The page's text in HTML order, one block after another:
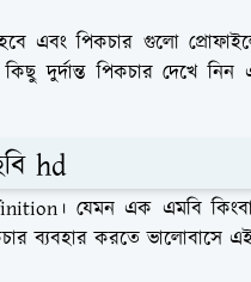
এবং পিকচার গুলো
কিছু দুর্দান্ত পিকচার দেখে
hd
যেমন এক এমবি
ব্যবহার করতে ভালোবাসে